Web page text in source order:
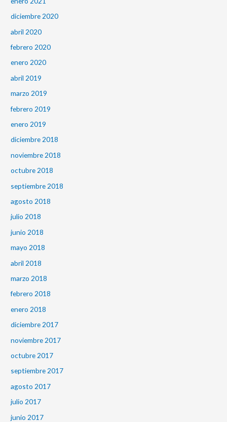
diciembre 2020
abril 2020
febrero 2020
enero 2020
abril 2019
marzo 2019
febrero 2019
enero 2019
diciembre 2018
noviembre 2018
octubre 2018
septiembre 2018
agosto 2018
julio 2018
junio 2018
mayo 2018
abril 2018
marzo 2018
febrero 2018
enero 2018
diciembre 2017
noviembre 2017
octubre 2017
septiembre 2017
agosto 2017
julio 2017
junio 2017